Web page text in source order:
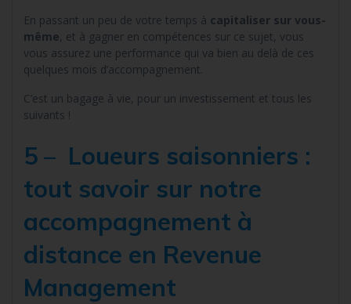
En passant un peu de votre temps à capitaliser sur vous-
même, et à gagner en compétences sur ce sujet, vous
vous assurez une performance qui va bien au delà de ces
quelques mois d’accompagnement.
C’est un bagage à vie, pour un investissement et tous les
suivants !
5 – Loueurs saisonniers :
tout savoir sur notre
accompagnement à
distance en Revenue
Management